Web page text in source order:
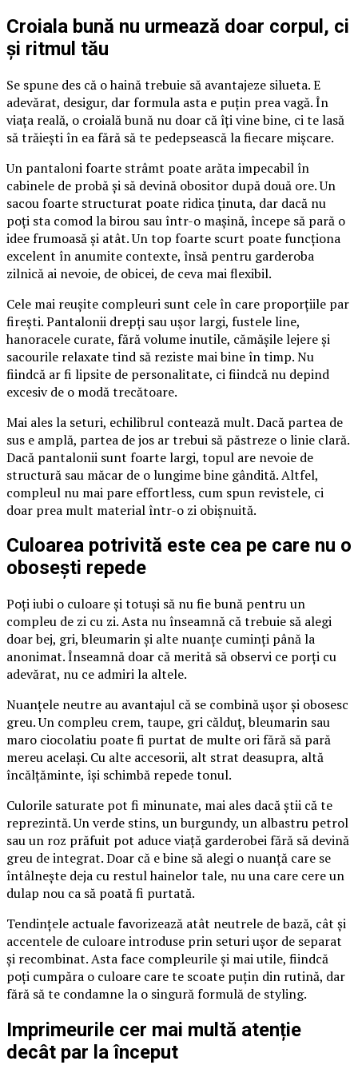
Croiala bună nu urmează doar corpul, ci
și ritmul tău
Se spune des că o haină trebuie să avantajeze silueta. E
adevărat, desigur, dar formula asta e puțin prea vagă. În
viața reală, o croială bună nu doar că îți vine bine, ci te lasă
să trăiești în ea fără să te pedepsească la fiecare mișcare.
Un pantaloni foarte strâmt poate arăta impecabil în
cabinele de probă și să devină obositor după două ore. Un
sacou foarte structurat poate ridica ținuta, dar dacă nu
poți sta comod la birou sau într-o mașină, începe să pară o
idee frumoasă și atât. Un top foarte scurt poate funcționa
excelent în anumite contexte, însă pentru garderoba
zilnică ai nevoie, de obicei, de ceva mai flexibil.
Cele mai reușite compleuri sunt cele în care proporțiile par
firești. Pantalonii drepți sau ușor largi, fustele line,
hanoracele curate, fără volume inutile, cămășile lejere și
sacourile relaxate tind să reziste mai bine în timp. Nu
fiindcă ar fi lipsite de personalitate, ci fiindcă nu depind
excesiv de o modă trecătoare.
Mai ales la seturi, echilibrul contează mult. Dacă partea de
sus e amplă, partea de jos ar trebui să păstreze o linie clară.
Dacă pantalonii sunt foarte largi, topul are nevoie de
structură sau măcar de o lungime bine gândită. Altfel,
compleul nu mai pare effortless, cum spun revistele, ci
doar prea mult material într-o zi obișnuită.
Culoarea potrivită este cea pe care nu o
obosești repede
Poți iubi o culoare și totuși să nu fie bună pentru un
compleu de zi cu zi. Asta nu înseamnă că trebuie să alegi
doar bej, gri, bleumarin și alte nuanțe cuminți până la
anonimat. Înseamnă doar că merită să observi ce porți cu
adevărat, nu ce admiri la altele.
Nuanțele neutre au avantajul că se combină ușor și obosesc
greu. Un compleu crem, taupe, gri călduț, bleumarin sau
maro ciocolatiu poate fi purtat de multe ori fără să pară
mereu același. Cu alte accesorii, alt strat deasupra, altă
încălțăminte, își schimbă repede tonul.
Culorile saturate pot fi minunate, mai ales dacă știi că te
reprezintă. Un verde stins, un burgundy, un albastru petrol
sau un roz prăfuit pot aduce viață garderobei fără să devină
greu de integrat. Doar că e bine să alegi o nuanță care se
întâlnește deja cu restul hainelor tale, nu una care cere un
dulap nou ca să poată fi purtată.
Tendințele actuale favorizează atât neutrele de bază, cât și
accentele de culoare introduse prin seturi ușor de separat
și recombinat. Asta face compleurile și mai utile, fiindcă
poți cumpăra o culoare care te scoate puțin din rutină, dar
fără să te condamne la o singură formulă de styling.
Imprimeurile cer mai multă atenție
decât par la început